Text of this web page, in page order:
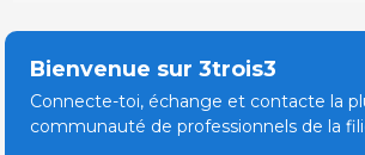
Bienvenue sur 3trois3
Connecte-toi, échange et contacte la
communauté de professionnels de la